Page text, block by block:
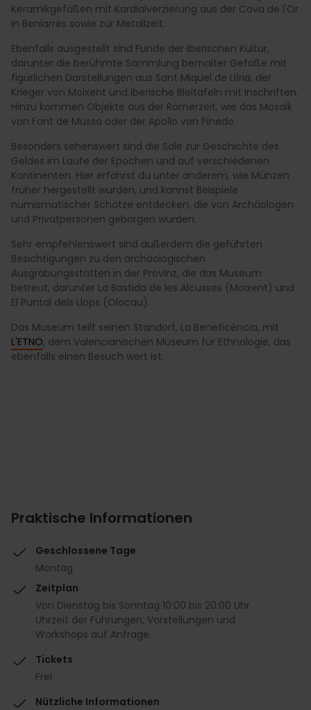
Keramikgefäßen mit Kardialverzierung aus der Cova de l'Or
in Beniarrés sowie zur Metallzeit.
Ebenfalls ausgestellt sind Funde der iberischen Kultur,
darunter die berühmte Sammlung bemalter Gefäße mit
figürlichen Darstellungen aus Sant Miquel de Llíria, der
Krieger von Moixent und iberische Bleitafeln mit Inschriften.
Hinzu kommen Objekte aus der Römerzeit, wie das Mosaik
von Font de Mussa oder der Apollo von Pinedo.
Besonders sehenswert sind die Säle zur Geschichte des
Geldes im Laufe der Epochen und auf verschiedenen
Kontinenten. Hier erfährst du unter anderem, wie Münzen
früher hergestellt wurden, und kannst Beispiele
numismatischer Schätze entdecken, die von Archäologen
und Privatpersonen geborgen wurden.
Sehr empfehlenswert sind außerdem die geführten
Besichtigungen zu den archäologischen
Ausgrabungsstätten in der Provinz, die das Museum
betreut, darunter La Bastida de les Alcusses (Moixent) und
El Puntal dels Llops (Olocau).
Das Museum teilt seinen Standort, La Beneficència, mit
L'ETNO, dem Valencianischen Museum für Ethnologie, das
ebenfalls einen Besuch wert ist.
Praktische Informationen
Geschlossene Tage
Montag
Zeitplan
Von Dienstag bis Sonntag 10:00 bis 20:00 Uhr.
Uhrzeit der Führungen, Vorstellungen und
Workshops auf Anfrage.
Tickets
Frei
Nützliche Informationen